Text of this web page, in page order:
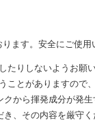
ます。安全にご使用
たりしないようお願い
とがありますので
から揮発成分が発生
、その内容を厳守く